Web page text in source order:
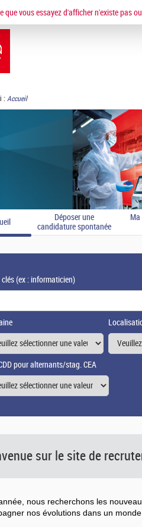
: Accueil
Déposer une
candidature spontanée
Ma
clés(ex : informaticien)
pour alternants/stag. CEA
que vous essayez d'afficher n'existe pas
sur le site de
nous recherchons les
nos évolutions dans un